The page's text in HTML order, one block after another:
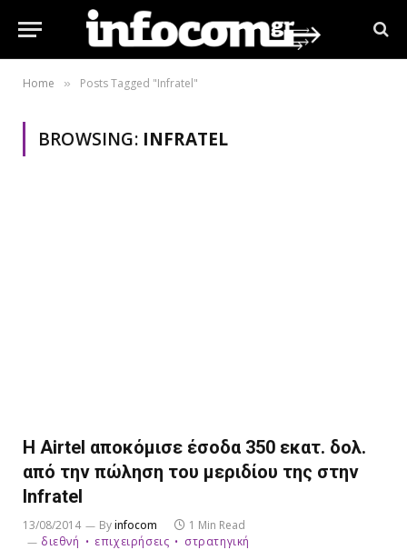
Home » Posts Tagged "Infratel"
BROWSING: INFRATEL
Η Airtel αποκόμισε έσοδα 350 εκατ. δολ.
από την πώληση του μεριδίου της στην
Infratel
13/08/2014 Byinfocom
1 Min Read
διεθνή
επιχειρήσεις στρατηγική